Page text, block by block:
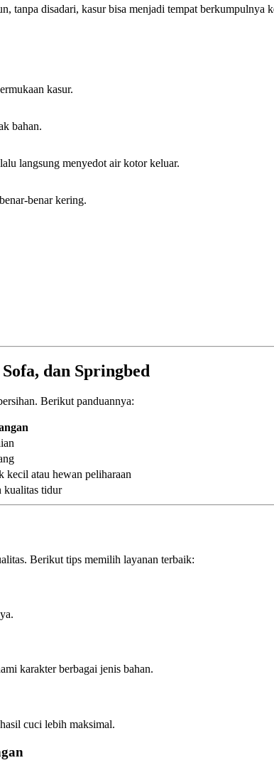
tanpa disadari, kasur bisa menjadi tempat
kasur.
bahan.
langsung menyedot air kotor keluar.
benar kering.
dan Springbed
Berikut panduannya:
kecil atau hewan peliharaan
kualitas tidur
Berikut tips memilih layanan terbaik:
karakter berbagai jenis bahan.
cuci lebih maksimal.